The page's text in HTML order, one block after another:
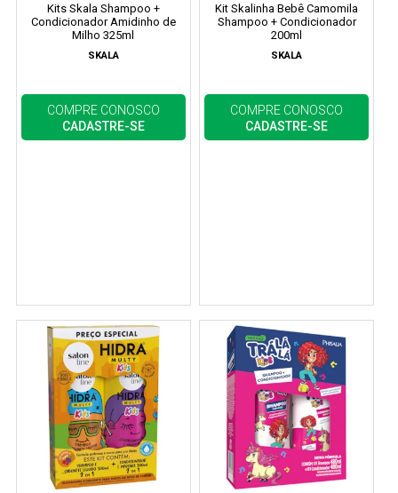
Kits Skala Shampoo +
Condicionador Amidinho de
Milho 325ml
SKALA
COMPRE CONOSCO
CADASTRE-SE
Kit Skalinha Bebê Camomila
Shampoo + Condicionador
200ml
SKALA
COMPRE CONOSCO
CADASTRE-SE